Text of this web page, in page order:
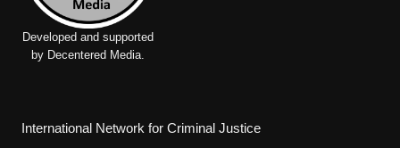
Developed and supported
by Decentered Media.
International Network for Criminal Justice